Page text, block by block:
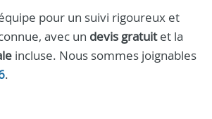
pour un suivi rigoureux et
avec un devis gratuitet la
incluse. Nous sommes joignables
.